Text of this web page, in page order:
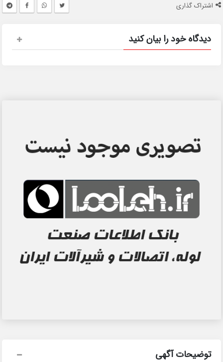
اشتراک گذاری
دیدگاه خود را بیان کنید
توضیحات آگهی